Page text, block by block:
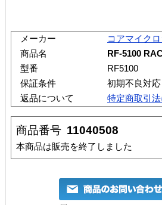
メーカー
コアマイク
商品名
RF-5100
型番
RF5100
保証条件
初期不良対
返品について
特定商取引
商品番号 11040508
本商品は販売を終了しました